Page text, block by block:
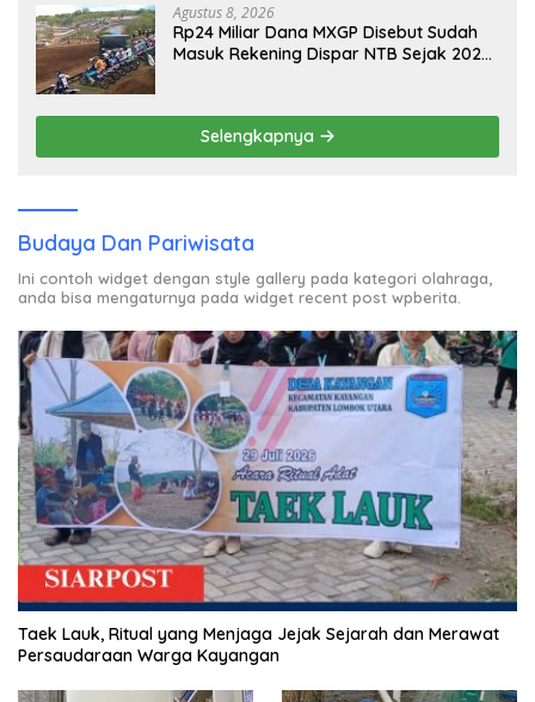
Agustus 8, 2026
Rp24 Miliar Dana MXGP Disebut Sudah
Masuk Rekening Dispar NTB Sejak 2024,
Selengkapnya
Budaya Dan Pariwisata
Ini contoh widget dengan style gallery pada kategori olahraga,
anda bisa mengaturnya pada widget recent post wpberita.
Taek Lauk, Ritual yang Menjaga Jejak Sejarah dan Merawat
Persaudaraan Warga Kayangan